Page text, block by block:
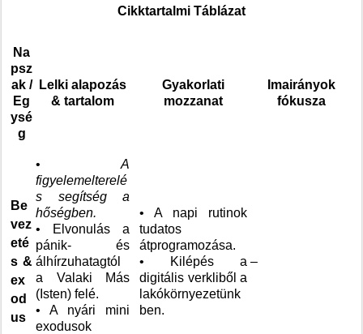
Cikktartalmi Táblázat
Na
psz
ak /
Eg
ysé
g
Lelki alapozás
& tartalom
Gyakorlati
mozzanat
Imairányok
fókusza
Be
vez
eté
s &
ex
od
us
• A
figyelemelterelé
s segítség a
hőségben.
• Elvonulás a
pánik- és
álhírzuhatagtól
a Valaki Más
(Isten) felé.
• A nyári mini
exodusok
• A napi rutinok
tudatos
átprogramozása.
• Kilépés a
digitális verkliből a
lakókörnyezetünk
ben.
–